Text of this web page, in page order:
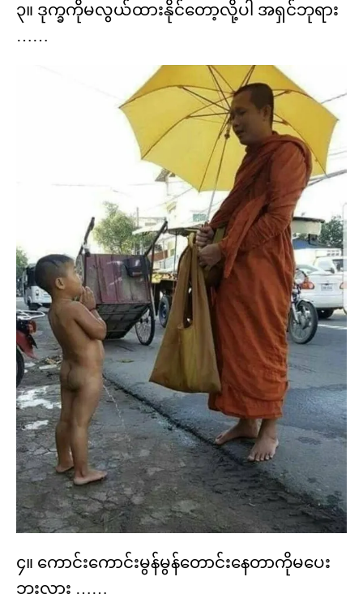
၃။ ဒုက္ခကိုမလွယ်ထားနိုင်တော့လို့ပါ အရှင်ဘုရား
……
၄။ ကောင်းကောင်းမွန်မွန်တောင်းနေတာကိုမပေး
ဘူးလား ……